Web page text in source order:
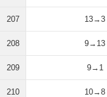
207 13→3
208 9→13
209 9→1
210 10→8